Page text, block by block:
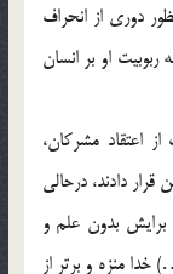
دوري از انحراف
او بر انسان
اعتقاد مشرکان،
دادند، درحالي
برايش بدون علم و
منزه و برتر از